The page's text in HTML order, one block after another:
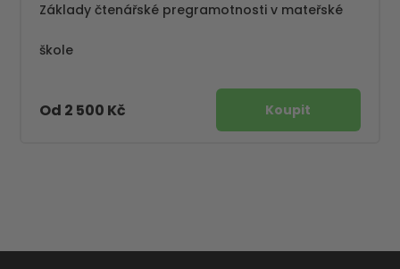
Základy čtenářské pregramotnosti v mateřské
škole
Od 2 500 Kč